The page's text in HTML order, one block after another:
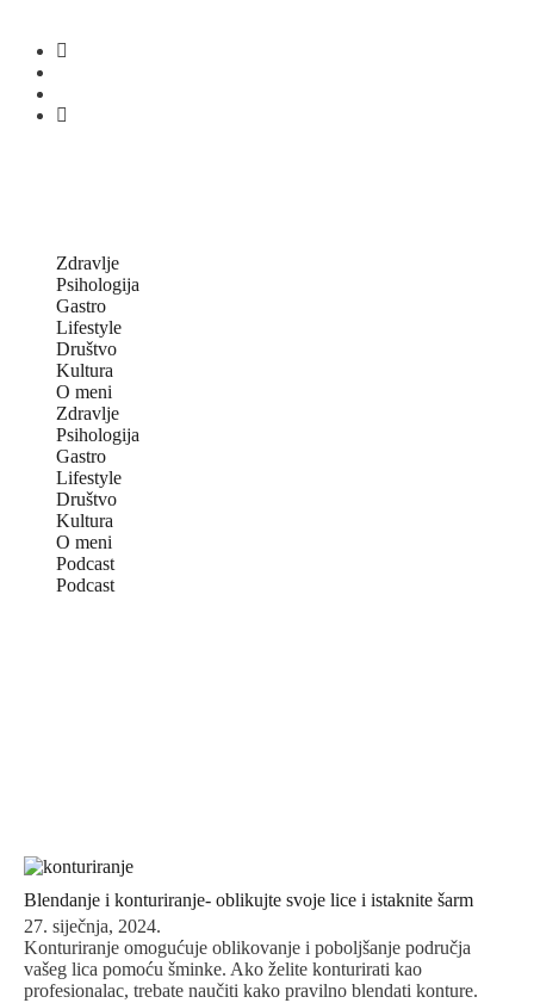
Zdravlje
Psihologija
Gastro
Lifestyle
Društvo
Kultura
O meni
Zdravlje
Psihologija
Gastro
Lifestyle
Društvo
Kultura
O meni
Podcast
Podcast
Blendanje i konturiranje- oblikujte svoje lice i istaknite šarm
27. siječnja, 2024.
Konturiranje omogućuje oblikovanje i poboljšanje područja
vašeg lica pomoću šminke. Ako želite konturirati kao
profesionalac, trebate naučiti kako pravilno blendati konture.